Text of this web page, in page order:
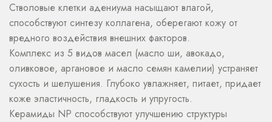
Стволовые клетки адениума насыщают влагой,
способствуют синтезу коллагена, оберегают кожу от
вредного воздействия внешних факторов.
Комплекс из 5 видов масел (масло ши, авокадо,
оливковое, аргановое и масло семян камелии) устраняет
сухость и шелушения. Глубоко увлажняет, питает, придает
коже эластичность, гладкость и упругость.
Керамиды NP способствуют улучшению структуры